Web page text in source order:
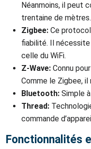
Néanmoins, il peut
trentaine de mètres.
Zigbee: Ce
fiabilité. Il nécessite
celle du WiFi.
Z-Wave: Connu
Comme le Zigbee,
Bluetooth: Simple
Thread:
commande
Fonctionnalités